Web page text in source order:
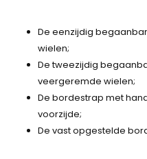
De eenzijdig
wielen;
De tweezijdig
veergeremde wielen;
De bordestrap met
voorzijde;
De vast opgestelde